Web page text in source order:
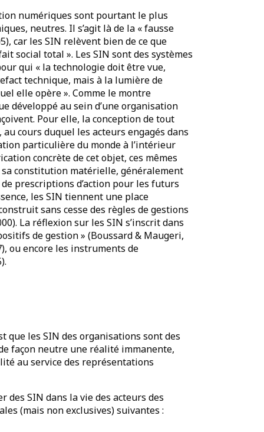
numériques sont pourtant le plus
neutres. Il s’agit là de la « fausse
car les SIN relèvent bien de ce que
social total ». Les SIN sont des systèmes
qui « la technologie doit être vue,
technique, mais à la lumière de
elle opère ». Comme le montre
développé au sein d’une organisation
Pour elle, la conception de tout
cours duquel les acteurs engagés dans
particulière du monde à l’intérieur
concrète de cet objet, ces mêmes
constitution matérielle, généralement
prescriptions d’action pour les futurs
les SIN tiennent une place
sans cesse des règles de gestions
La réflexion sur les SIN s’inscrit dans
de gestion » (Boussard & Maugeri,
ou encore les instruments de
que les SIN des organisations sont des
façon neutre une réalité immanente,
au service des représentations
des SIN dans la vie des acteurs des
(mais non exclusives) suivantes :